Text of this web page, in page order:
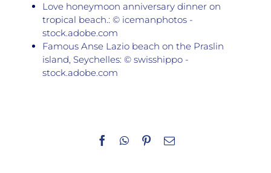
Love honeymoon anniversary dinner on
tropical beach.: © icemanphotos -
stock.adobe.com
Famous Anse Lazio beach on the Praslin
island, Seychelles: © swisshippo -
stock.adobe.com
Facebook
WhatsApp
Pinterest
E-